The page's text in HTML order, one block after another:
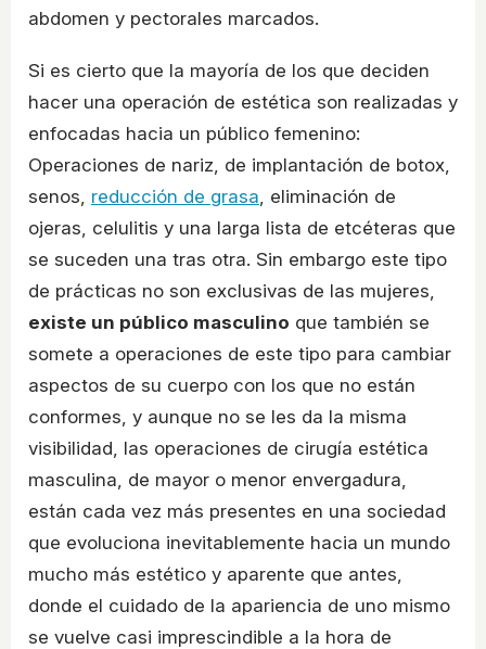
abdomen y pectorales marcados.
Si es cierto que la mayoría de los que deciden
hacer una operación de estética son realizadas y
enfocadas hacia un público femenino:
Operaciones de nariz, de implantación de botox,
senos, reducción de grasa , eliminación de
ojeras, celulitis y una larga lista de etcéteras que
se suceden una tras otra. Sin embargo este tipo
de prácticas no son exclusivas de las mujeres,
existe un público masculino que también se
somete a operaciones de este tipo para cambiar
aspectos de su cuerpo con los que no están
conformes, y aunque no se les da la misma
visibilidad, las operaciones de cirugía estética
masculina, de mayor o menor envergadura,
están cada vez más presentes en una sociedad
que evoluciona inevitablemente hacia un mundo
mucho más estético y aparente que antes,
donde el cuidado de la apariencia de uno mismo
se vuelve casi imprescindible a la hora de